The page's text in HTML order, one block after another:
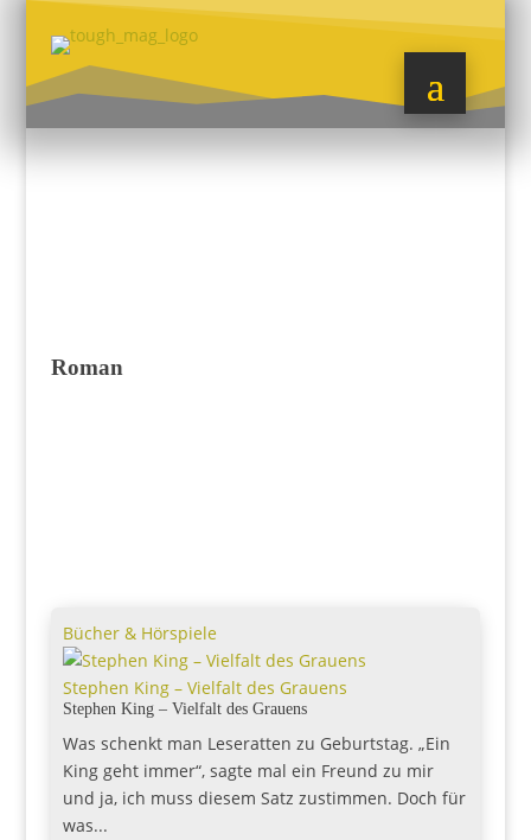
Roman
Bücher & Hörspiele
Stephen King – Vielfalt des Grauens
Stephen King – Vielfalt des Grauens
Was schenkt man Leseratten zu Geburtstag. „Ein
King geht immer“, sagte mal ein Freund zu mir
und ja, ich muss diesem Satz zustimmen. Doch für
was...